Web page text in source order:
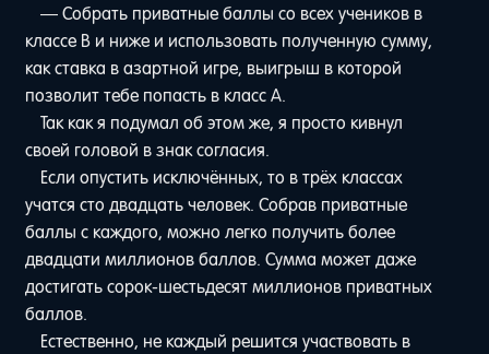
— Собрать приватные баллы со всех учеников в
классе B и ниже и использовать полученную сумму,
как ставка в азартной игре, выигрыш в которой
позволит тебе попасть в класс A.
Так как я подумал об этом же, я просто кивнул
своей головой в знак согласия.
Если опустить исключённых, то в трёх классах
учатся сто двадцать человек. Собрав приватные
баллы с каждого, можно легко получить более
двадцати миллионов баллов. Сумма может даже
достигать сорок-шестьдесят миллионов приватных
баллов.
Естественно, не каждый решится участвовать в